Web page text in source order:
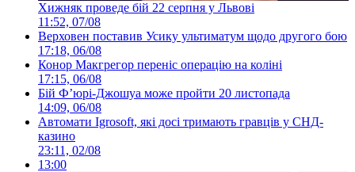
Хижняк проведе бій 22 серпня у Львові
11:52, 07/08
Верховен поставив Усику ультиматум щодо другого бою
17:18, 06/08
Конор Макгрегор переніс операцію на коліні
17:15, 06/08
Бій Ф’юрі-Джошуа може пройти 20 листопада
14:09, 06/08
Автомати Igrosoft, які досі тримають гравців у СНД-
казино
23:11, 02/08
13:00